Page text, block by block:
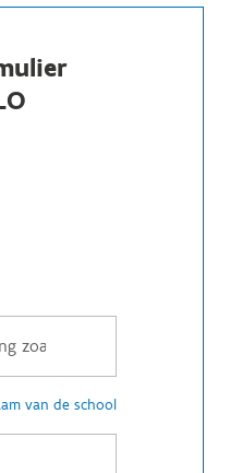
van de school